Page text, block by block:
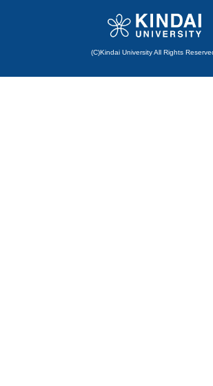
(C)Kindai University All Rights